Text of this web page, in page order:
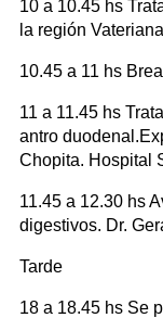
10 a 10.45 hs
la región
10.45 a 11 hs
11 a 11.45 hs
antro
Chopita. Hospital
11.45 a 12.30 hs
digestivos. Dr.
Tarde
18 a 18.45 hs Se